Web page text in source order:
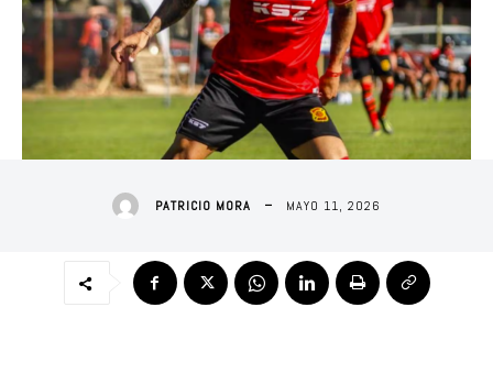
PATRICIO MORA MAYO 11, 2026